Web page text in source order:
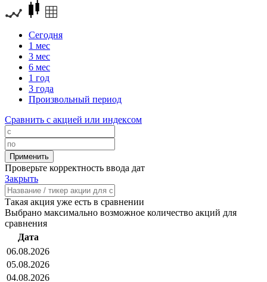
Сегодня
1 мес
3 мес
6 мес
1 год
3 года
Произвольный период
Сравнить с акцией или индексом
Проверьте корректность ввода дат
Закрыть
Такая акция уже есть в сравнении
Выбрано максимально возможное количество акций для
сравнения
Дата
06.08.2026
05.08.2026
04.08.2026